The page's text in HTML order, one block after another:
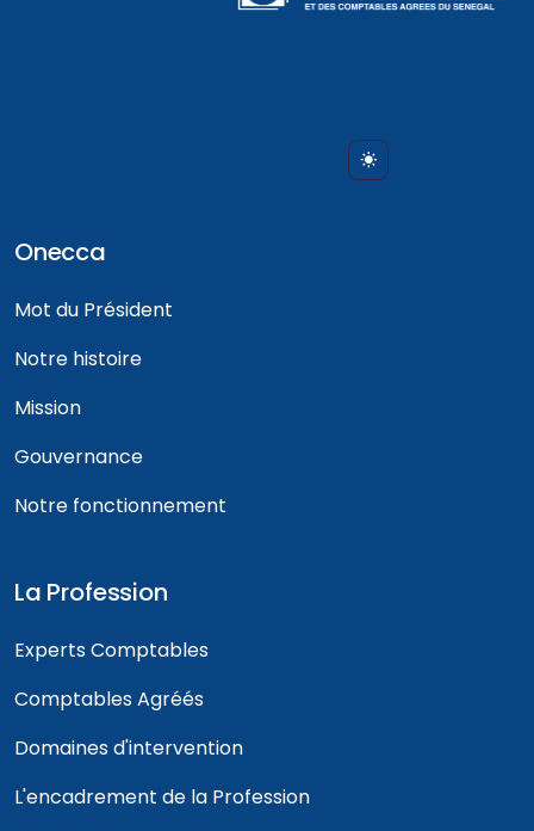
Onecca
Mot du Président
Notre histoire
Mission
Gouvernance
Notre fonctionnement
La Profession
Experts Comptables
Comptables Agréés
Domaines d'intervention
L'encadrement de la Profession